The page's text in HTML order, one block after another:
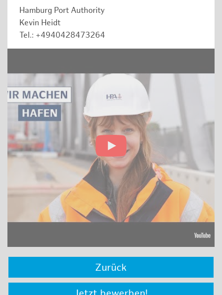
Hamburg Port Authority
Kevin Heidt
Tel.: +4940428473264
Zurück